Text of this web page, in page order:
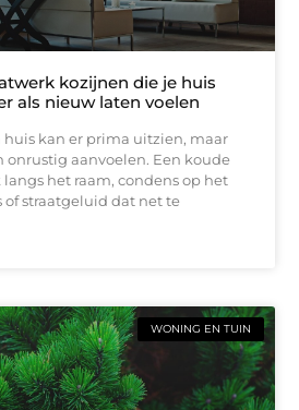
kozijnen die je huis
als nieuw laten voelen
huis kan er prima uitzien, maar
onrustig aanvoelen. Een koude
langs het raam, condens op het
of straatgeluid dat net te
WONING EN TUIN